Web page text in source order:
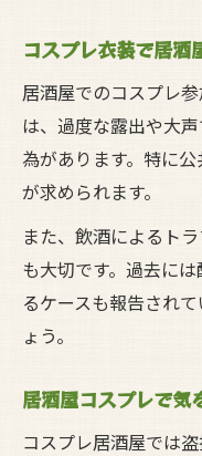
コスプレ衣装で居
居酒屋でのコスプレ
は、過度な露出や大
為があります。特に
が求められます。
また、飲酒によるト
も大切です。過去に
るケースも報告され
ょう。
居酒屋コスプレで気
コスプレ居酒屋では